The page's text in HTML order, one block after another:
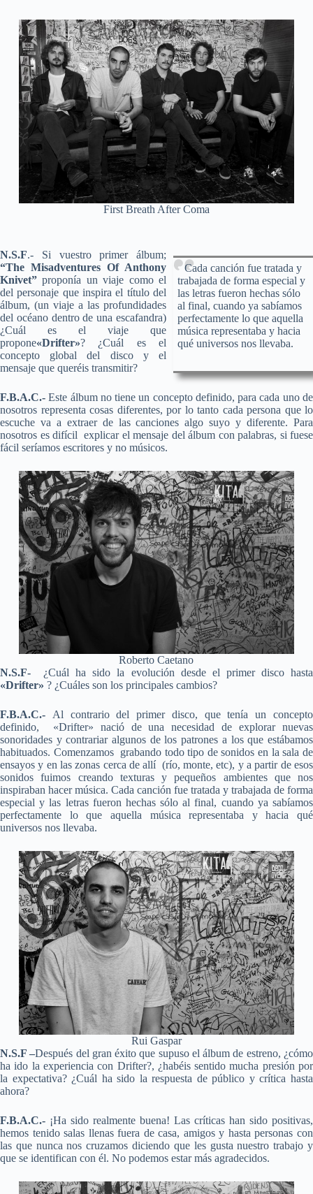
First Breath After Coma
Cada canción fue tratada y
trabajada de forma especial y
las letras fueron hechas sólo
al final, cuando ya sabíamos
perfectamente lo que aquella
música representaba y hacia
qué universos nos llevaba.
N.S.F.- Si vuestro primer álbum;
“The Misadventures Of Anthony
Knivet” proponía un viaje como el
del personaje que inspira el título del
álbum, (un viaje a las profundidades
del océano dentro de una escafandra)
¿Cuál es el viaje que
propone«Drifter»? ¿Cuál es el
concepto global del disco y el
mensaje que queréis transmitir?
F.B.A.C.- Este álbum no tiene un concepto definido, para cada uno de
nosotros representa cosas diferentes, por lo tanto cada persona que lo
escuche va a extraer de las canciones algo suyo y diferente. Para
nosotros es difícil explicar el mensaje del álbum con palabras, si fuese
fácil seríamos escritores y no músicos.
Roberto Caetano
N.S.F-¿Cuál ha sido la evolución desde el primer disco hasta
«Drifter» ? ¿Cuáles son los principales cambios?
F.B.A.C.- Al contrario del primer disco, que tenía un concepto
definido, «Drifter» nació de una necesidad de explorar nuevas
sonoridades y contrariar algunos de los patrones a los que estábamos
habituados. Comenzamos grabando todo tipo de sonidos en la sala de
ensayos y en las zonas cerca de allí (río, monte, etc), y a partir de esos
sonidos fuimos creando texturas y pequeños ambientes que nos
inspiraban hacer música. Cada canción fue tratada y trabajada de forma
especial y las letras fueron hechas sólo al final, cuando ya sabíamos
perfectamente lo que aquella música representaba y hacia qué
universos nos llevaba.
Rui Gaspar
N.S.F –Después del gran éxito que supuso el álbum de estreno, ¿cómo
ha ido la experiencia con Drifter?, ¿habéis sentido mucha presión por
la expectativa? ¿Cuál ha sido la respuesta de público y crítica hasta
ahora?
F.B.A.C.- ¡Ha sido realmente buena! Las críticas han sido positivas,
hemos tenido salas llenas fuera de casa, amigos y hasta personas con
las que nunca nos cruzamos diciendo que les gusta nuestro trabajo y
que se identifican con él. No podemos estar más agradecidos.